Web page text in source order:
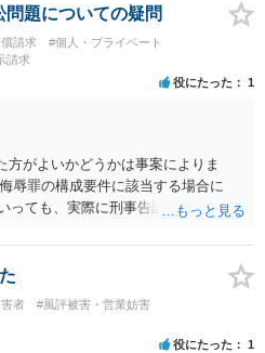
す。アカウント情報開示の場合
見照会がなされます。 また、された
→ケースバイケースであり、数万円
。裁判外であれば交渉して相手方
題についての疑問
請求
#個人・プライベート
請求
役にたった 1
方がよいかどうかは事案によりま
辱罪の構成要件に該当する場合に
っても、実際に刑事告訴に動くかど
求もできることが多いので、少しで
トで開示請求が行われることが多い
の口コミ投稿の場合、開示請求者は
ただし証拠による裏付けか必要な
いうケースが比較的多いと思われ
者
#風評被害・営業妨害
役にたった 1